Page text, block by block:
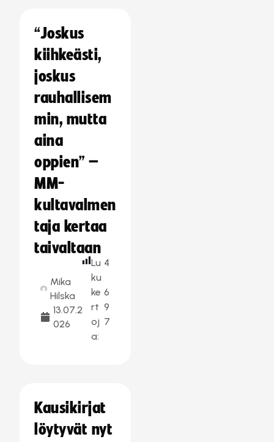
“Joskus
kiihkeästi,
joskus
rauhallisem
min, mutta
aina
oppien” –
MM-
kultavalmen
taja kertaa
taivaltaan
Mika
Hilska
13.07.2
026
Lu
ku
ke
rt
oj
a:
4
6
9
7
Kausikirjat
löytyvät nyt